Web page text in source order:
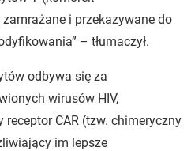
i przekazywane do
– tłumaczył.
odbywa się za
wirusów HIV,
CAR (tzw. chimeryczny
im lepsze